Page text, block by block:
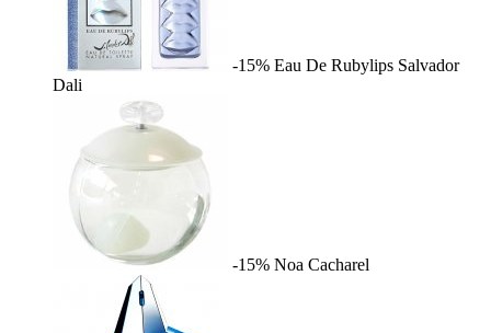
-15% Eau De Rubylips Salvador
Dali
-15% Noa Cacharel